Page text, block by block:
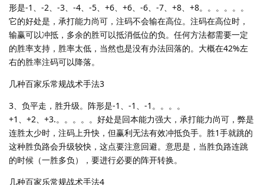
形是-1、-2、-3、-4、-5、+6、+6、-6、-7、+8、+8。。。。。。
它的好处是，承打能力尚可，注码不会输在高位。注码在高位时，
输赢可以冲抵，多余的胜可以抵消低位的负。任何方法都需要一定
的胜率支持，胜率太低，当然也是没有办法回落的。大概在42%左
右的胜率注码可以降落。
几种百家乐常规战术手法3
3、负平走，胜升级。阵形是-1、-1、-1。。。。
+1、+2、+3.。。。。。好处是回本能力强大，承打能力尚可，弊是
连胜太少时，注码上升快，但赢利无法有效冲抵负手。胜1手就跳的
这种胜负路会升级较快，这点要注意回避。意思是，当胜负路连跳
的时候（一胜多负），要进行必要的阵开转换。
几种百家乐常规战术手法4